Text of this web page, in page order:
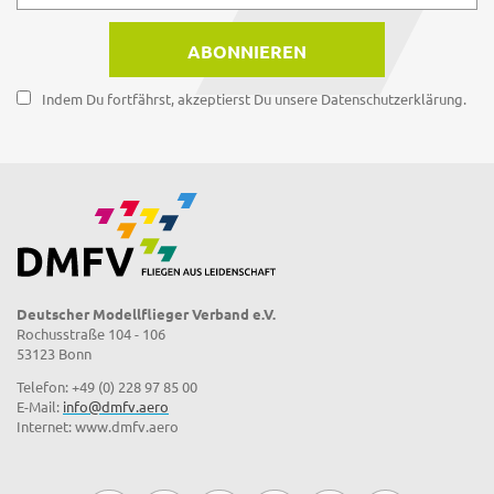
Indem Du fortfährst, akzeptierst Du unsere Datenschutzerklärung.
Deutscher Modellflieger Verband e.V.
Rochusstraße 104 - 106
53123 Bonn
Telefon: +49 (0) 228 97 85 00
E-Mail: info@dmfv.aero
Internet: www.dmfv.aero